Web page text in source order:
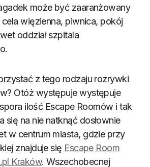
może być zaaranżowany
cela więzienna, piwnica, pokój
oddział szpitala
z tego rodzaju rozrywki
Otóż występuje występuje
ilość Escape Roomów i tak
się na nie natknąć dosłownie
w centrum miasta, gdzie przy
znajduje się Escape Room
Kraków. Wszechobecnej